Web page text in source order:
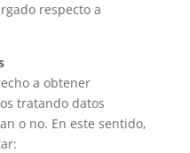
respecto a
a obtener
tratando datos
o no. En este sentido,